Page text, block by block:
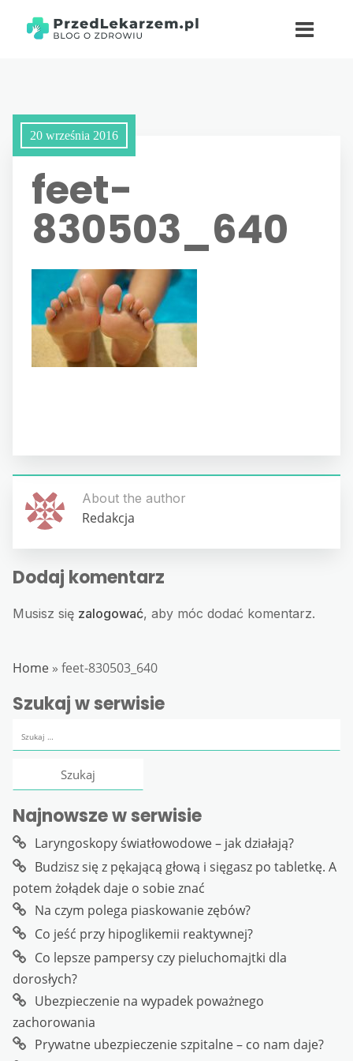
20 września 2016
feet-
830503_640
About the author
Redakcja
Dodaj komentarz
Musisz się zalogować, aby móc dodać komentarz.
Home » feet-830503_640
Szukaj w serwisie
Najnowsze w serwisie
Laryngoskopy światłowodowe – jak działają?
Budzisz się z pękającą głową i sięgasz po tabletkę. A
potem żołądek daje o sobie znać
Na czym polega piaskowanie zębów?
Co jeść przy hipoglikemii reaktywnej?
Co lepsze pampersy czy pieluchomajtki dla
dorosłych?
Ubezpieczenie na wypadek poważnego
zachorowania
Prywatne ubezpieczenie szpitalne – co nam daje?